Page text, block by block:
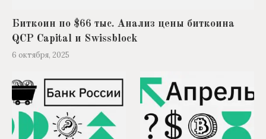
Биткоин по $66 тыс. Анализ цены биткоина
QCP Capital и Swissblock
6 октября, 2025